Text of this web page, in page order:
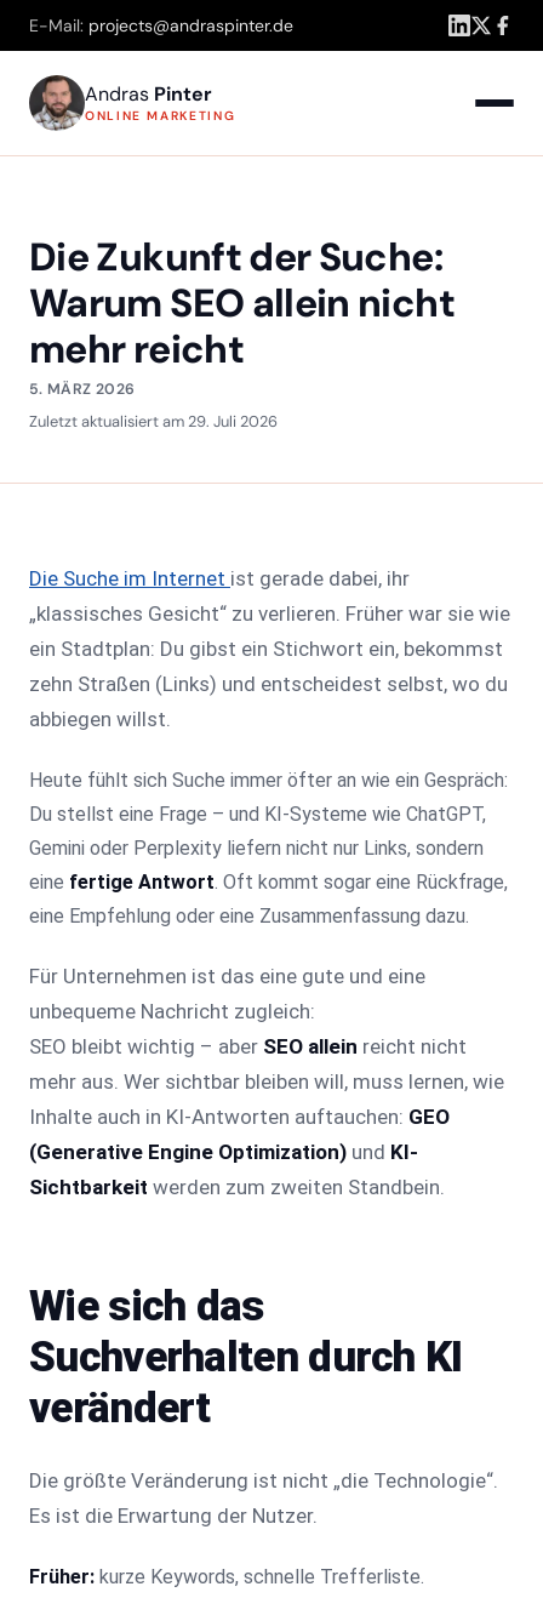
E-Mail: projects@andraspinter.de
Andras Pinter
ONLINE MARKETING
Die Zukunft der Suche:
Warum SEO allein nicht
mehr reicht
5. MÄRZ 2026
Zuletzt aktualisiert am 29. Juli 2026
Die Suche im Internet ist gerade dabei, ihr
„klassisches Gesicht“ zu verlieren. Früher war sie wie
ein Stadtplan: Du gibst ein Stichwort ein, bekommst
zehn Straßen (Links) und entscheidest selbst, wo du
abbiegen willst.
Heute fühlt sich Suche immer öfter an wie ein Gespräch:
Du stellst eine Frage – und KI-Systeme wie ChatGPT,
Gemini oder Perplexity liefern nicht nur Links, sondern
eine fertige Antwort. Oft kommt sogar eine Rückfrage,
eine Empfehlung oder eine Zusammenfassung dazu.
Für Unternehmen ist das eine gute und eine
unbequeme Nachricht zugleich:
SEO bleibt wichtig – aber SEO allein reicht nicht
mehr aus. Wer sichtbar bleiben will, muss lernen, wie
Inhalte auch in KI-Antworten auftauchen: GEO
(Generative Engine Optimization) und KI-
Sichtbarkeit werden zum zweiten Standbein.
Wie sich das
Suchverhalten durch KI
verändert
Die größte Veränderung ist nicht „die Technologie“.
Es ist die Erwartung der Nutzer.
Früher: kurze Keywords, schnelle Trefferliste.